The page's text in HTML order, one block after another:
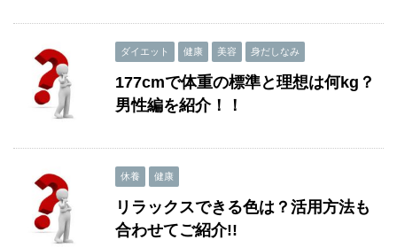
ダイエット 健康 美容 身だしなみ
177cmで体重の標準と理想は何kg？
男性編を紹介！！
休養 健康
リラックスできる色は？活用方法も
合わせてご紹介!!